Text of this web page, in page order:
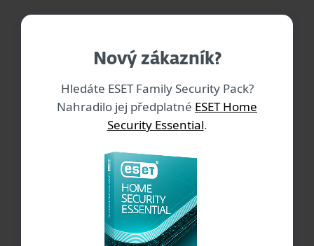
Nový zákazník?
Hledáte ESET Family Security Pack?
Nahradilo jej předplatné ESET Home
Security Essential.